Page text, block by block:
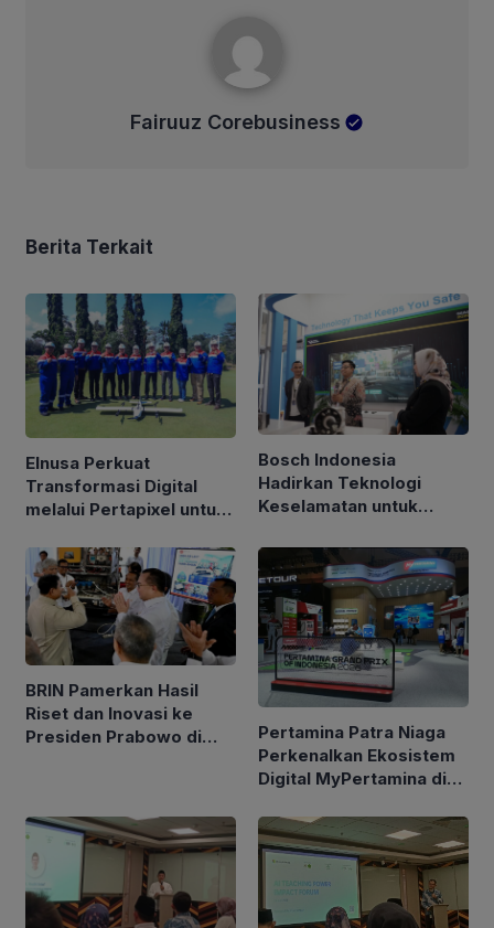
Fairuuz Corebusiness
Berita Terkait
Elnusa Perkuat
Transformasi Digital
melalui Pertapixel untuk
Aset Berbasis Data
Bosch Indonesia
Hadirkan Teknologi
Keselamatan untuk
BRIN Pamerkan Hasil
Riset dan Inovasi ke
Presiden Prabowo di
Pertamina Patra Niaga
Perkenalkan Ekosistem
Digital MyPertamina di